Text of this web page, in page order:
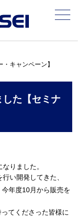
メニュー
キャンペーン】
た【セミナ
りました。
い開発してきた、
今年度10月から販売を
てくださった皆様に